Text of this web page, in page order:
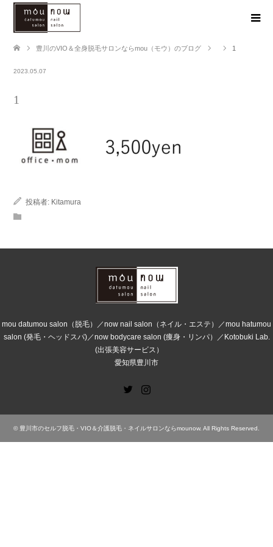
豊川のVIO＆全身脱毛サロンならmou（モウ）のブログ 1
2023.05.07
1
投稿者: Kitamura
mou datumou salon（脱毛）／now nail salon（ネイル・エステ）／mou hatumou
salon (発毛・ヘッドスパ)／now bodycare salon (痩身・リンパ）／Kotobuki Lab.
(出張美容サービス）
愛知県豊川市
© 豊川市のセルフ脱毛・VIO＆介護脱毛・ネイルサロンならmounow. All Rights Reserved.